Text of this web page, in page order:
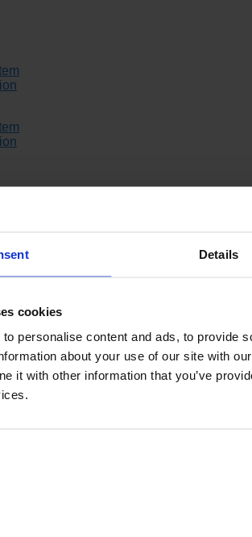
Details
cookies
personalise content and ads, to provide
about your use of our site with
it with other information that you’ve